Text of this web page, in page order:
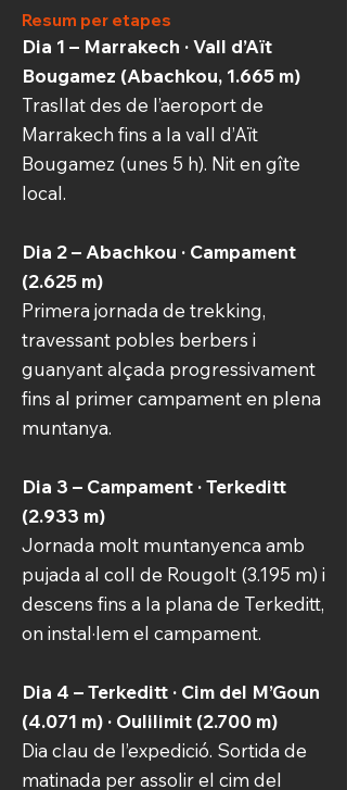
Dia 1 – Marrakech · Vall d’Aït
Bougamez (Abachkou, 1.665 m)
Trasllat des de l’aeroport de
Marrakech fins a la vall d’Aït
Bougamez (unes 5 h). Nit en gîte
local.
Dia 2 – Abachkou · Campament
(2.625 m)
Primera jornada de trekking,
travessant pobles berbers i
guanyant alçada progressivament
fins al primer campament en plena
muntanya.
Dia 3 – Campament · Terkeditt
(2.933 m)
Jornada molt muntanyenca amb
pujada al coll de Rougolt (3.195 m) i
descens fins a la plana de Terkeditt,
on instal·lem el campament.
Dia 4 – Terkeditt · Cim del M’Goun
(4.071 m) · Oulilimit (2.700 m)
Dia clau de l’expedició. Sortida de
matinada per assolir el cim del
Resum per etapes